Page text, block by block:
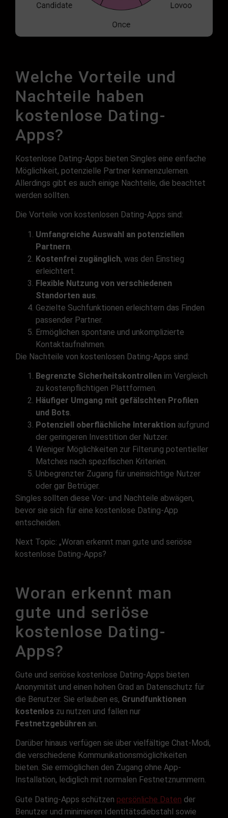
Welche Vorteile und
Nachteile haben
kostenlose Dating-
Apps?
Kostenlose Dating-Apps bieten Singles eine einfache
Möglichkeit, potenzielle Partner kennenzulernen.
Allerdings gibt es auch einige Nachteile, die beachtet
werden sollten.
Die Vorteile von kostenlosen Dating-Apps sind:
Umfangreiche Auswahl an potenziellen
Partnern
Kostenfrei zugänglich, was den Einstieg
erleichtert.
Flexible Nutzung von verschiedenen
Standorten aus
Gezielte Suchfunktionen erleichtern das Finden
passender Partner.
Ermöglichen spontane und unkomplizierte
Kontaktaufnahmen.
Die Nachteile von kostenlosen Dating-Apps sind:
Begrenzte Sicherheitskontrollen im Vergleich
zu kostenpflichtigen Plattformen.
Häufiger Umgang mit gefälschten Profilen
und Bots.
Potenziell oberflächliche Interaktion aufgrund
der geringeren Investition der Nutzer.
Weniger Möglichkeiten zur Filterung potentieller
Matches nach spezifischen Kriterien.
Unbegrenzter Zugang für uneinsichtige Nutzer
oder gar Betrüger.
Singles sollten diese Vor- und Nachteile abwägen,
bevor sie sich für eine kostenlose Dating-App
entscheiden.
Next Topic: „Woran erkennt man gute und seriöse
kostenlose Dating-Apps?
Woran erkennt man
gute und seriöse
kostenlose Dating-
Apps?
Gute und seriöse kostenlose Dating-Apps bieten
Anonymität und einen hohen Grad an Datenschutz für
die Benutzer. Sie erlauben es, Grundfunktionen
kostenlos zu nutzen und fallen nur
Festnetzgebühren an.
Darüber hinaus verfügen sie über vielfältige Chat-Modi,
die verschiedene Kommunikationsmöglichkeiten
bieten. Sie ermöglichen den Zugang ohne App-
Installation, lediglich mit normalen Festnetznummern.
Gute Dating-Apps schützen persönliche Daten der
Benutzer und minimieren Identitätsdiebstahl sowie